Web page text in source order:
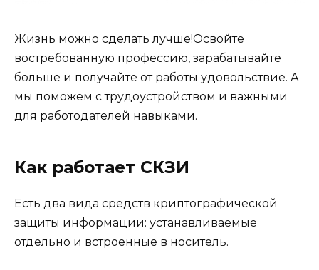
Жизнь можно сделать лучше!Освойте
востребованную профессию, зарабатывайте
больше и получайте от работы удовольствие. А
мы поможем с трудоустройством и важными
для работодателей навыками.
Как работает СКЗИ
Есть два вида средств криптографической
защиты информации: устанавливаемые
отдельно и встроенные в носитель.